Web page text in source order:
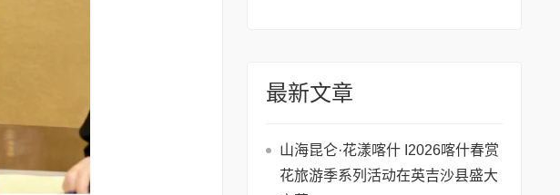
最新文章
山海昆仑·花漾喀什 I2026喀什春赏
花旅游季系列活动在英吉沙县盛大